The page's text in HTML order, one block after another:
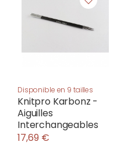
Disponible en 9 tailles
Knitpro Karbonz -
Aiguilles
Interchangeables
17,69 €